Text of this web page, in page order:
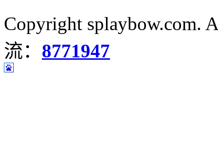
Copyright splaybow.com.
流： 8771947